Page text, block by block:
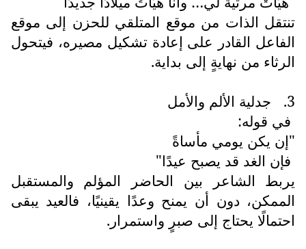
تنتقل الذات من موقع المتلقي للحزن إلى موقع
الفاعل القادر على إعادة تشكيل مصيره، فيتحول
الرثاء من نهايةٍ إلى بداية.
3.
جدلية الألم والأمل
في قوله:
"إن يكن يومي مأساةً
فإن الغد قد يصبح عيدًا"
يربط الشاعر بين الحاضر المؤلم والمستقبل
الممكن، دون أن يمنح وعدًا يقينيًا، فالعيد يبقى
احتمالًا يحتاج إلى صبرٍ واستمرار.